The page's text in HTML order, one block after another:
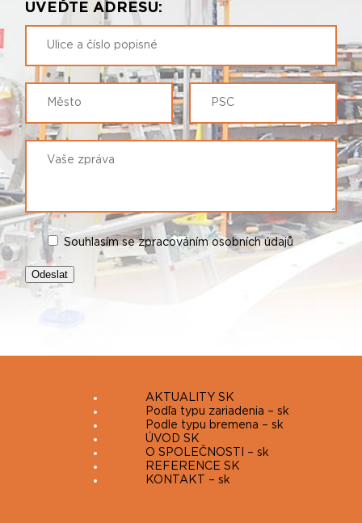
UVEĎTE ADRESU:
Souhlasím se zpracováním osobních údajů
AKTUALITY SK
Podľa typu zariadenia – sk
Podle typu bremena – sk
ÚVOD SK
O SPOLEČNOSTI – sk
REFERENCE SK
KONTAKT – sk